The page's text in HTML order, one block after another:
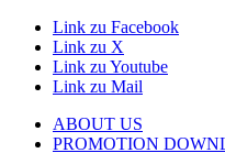
Link zu Facebook
Link zu X
Link zu Youtube
Link zu Mail
ABOUT US
PROMOTION